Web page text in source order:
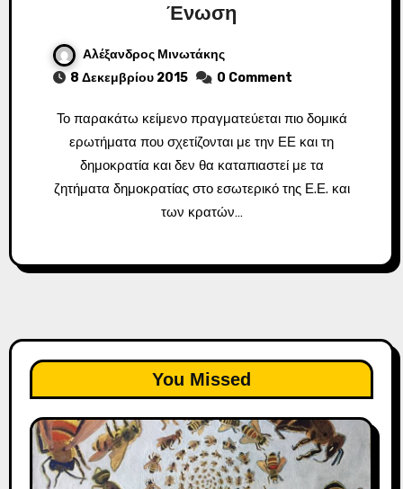
Ένωση
Αλέξανδρος Μινωτάκης
8 Δεκεμβρίου 2015
0 Comment
Το παρακάτω κείμενο πραγματεύεται πιο δομικά
ερωτήματα που σχετίζονται με την ΕΕ και τη
δημοκρατία και δεν θα καταπιαστεί με τα
ζητήματα δημοκρατίας στο εσωτερικό της Ε.Ε. και
των κρατών…
You Missed